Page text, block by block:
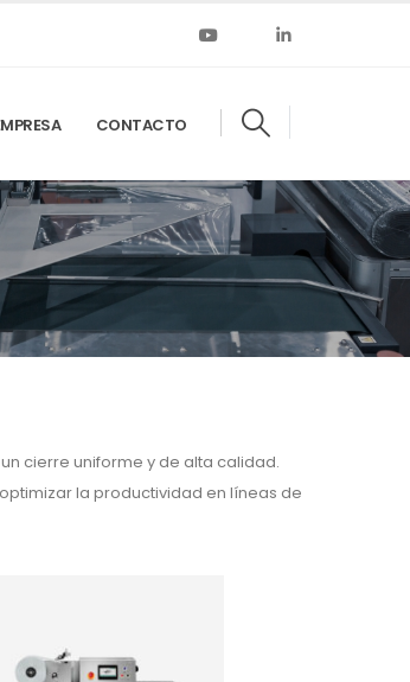
CONTACTO
cierre uniforme y de alta calidad.
la productividad en líneas de